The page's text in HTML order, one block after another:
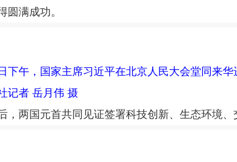
圆满成功。
下午，国家主席习近平在北京人民大会堂同来
记者 岳月伟 摄
两国元首共同见证签署科技创新、生态环境、